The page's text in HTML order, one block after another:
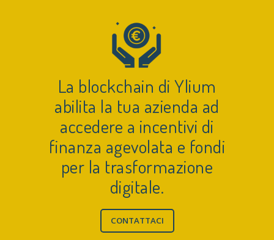
La blockchain di Ylium
abilita la tua azienda ad
accedere a incentivi di
finanza agevolata e fondi
per la trasformazione
digitale.
CONTATTACI